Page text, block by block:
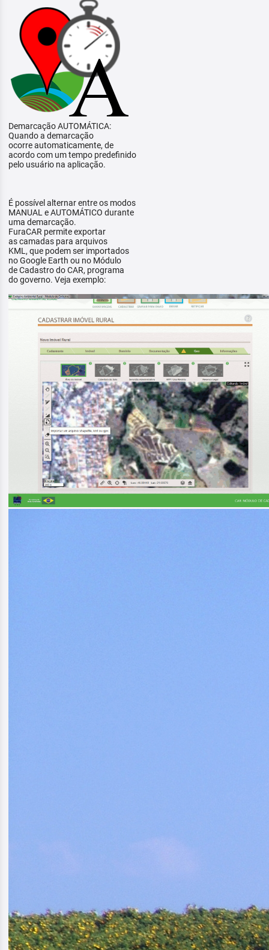
Demarcação AUTOMÁTICA:
Quando a demarcação
ocorre automaticamente, de
acordo com um tempo predefinido
pelo usuário na aplicação.
É possível alternar entre os modos
MANUAL e AUTOMÁTICO durante
uma demarcação.
FuraCAR permite exportar
as camadas para arquivos
KML, que podem ser importados
no Google Earth ou no Módulo
de Cadastro do CAR, programa
do governo. Veja exemplo: